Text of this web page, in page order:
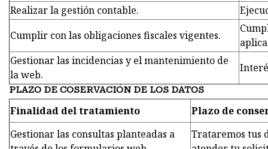
Realizar la gestión contable.
Cumplir con las obligaciones fiscales vigentes.
Gestionar las incidencias y el mantenimiento de
la web.
PLAZO DE COSERVACIÓN DE LOS DATOS
Finalidad del tratamiento
Plazo de
Gestionar las consultas planteadas a
Trataremos tus